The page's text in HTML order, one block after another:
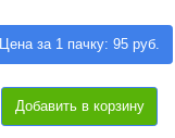
Цена за 1 пачку: 95 руб.
Добавить в корзину